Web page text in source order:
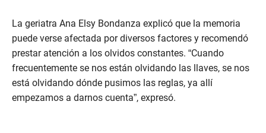
La geriatra Ana Elsy Bondanza explicó que la memoria
puede verse afectada por diversos factores y recomendó
prestar atención a los olvidos constantes. “Cuando
frecuentemente se nos están olvidando las llaves, se nos
está olvidando dónde pusimos las reglas, ya allí
empezamos a darnos cuenta”, expresó.